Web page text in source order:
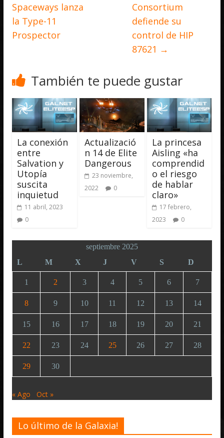
Spaceways lanza
la Type-11
Prospector
Consortium
defiende su
control de HIP
87621 →
También te puede gustar
La conexión
entre
Salvation y
Utopía
suscita
inquietud
11 abril, 2023
0
Actualizació
n 14 de Elite
Dangerous
23 noviembre,
2022
0
La princesa
Aisling «ha
comprendid
o el riesgo
de hablar
claro»
17 febrero,
2023
0
septiembre 2025
L
M X J V S D
1 2 3 4 5 6 7
8 9 10 11 12 13 14
15 16 17 18 19 20 21
22 23 24 25 26 27 28
29 30
« Ago Oct »
Lo último de la Galaxia!